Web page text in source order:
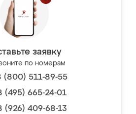
заявку
по номерам
(800) 511-89-55
(495) 665-24-01
(926) 409-68-13